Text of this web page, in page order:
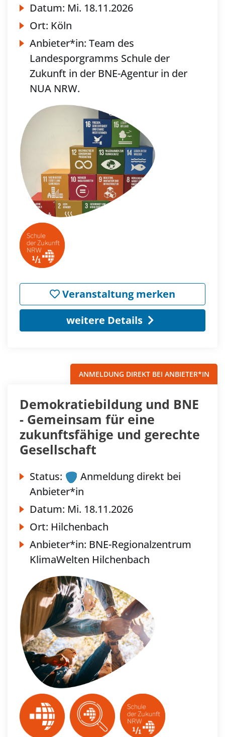
Datum: Mi. 18.11.2026
Ort: Köln
Anbieter*in: Team des
Landesporgramms Schule der
Zukunft in der BNE-Agentur in der
NUA NRW.
Veranstaltung merken
weitere Details
ANMELDUNG DIREKT BEI ANBIETER*IN
Demokratiebildung und BNE
- Gemeinsam für eine
zukunftsfähige und gerechte
Gesellschaft
Status:
Anmeldung direkt bei
Anbieter*in
Datum: Mi. 18.11.2026
Ort: Hilchenbach
Anbieter*in: BNE-Regionalzentrum
KlimaWelten Hilchenbach